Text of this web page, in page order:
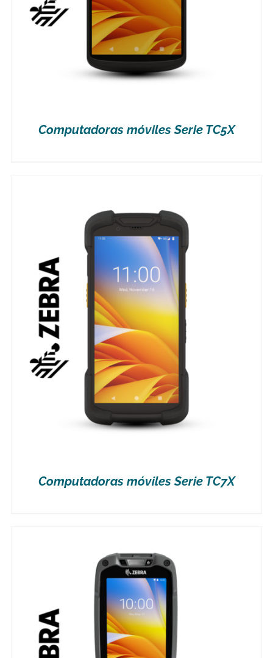
Computadoras móviles Serie TC5X
Computadoras móviles Serie TC7X